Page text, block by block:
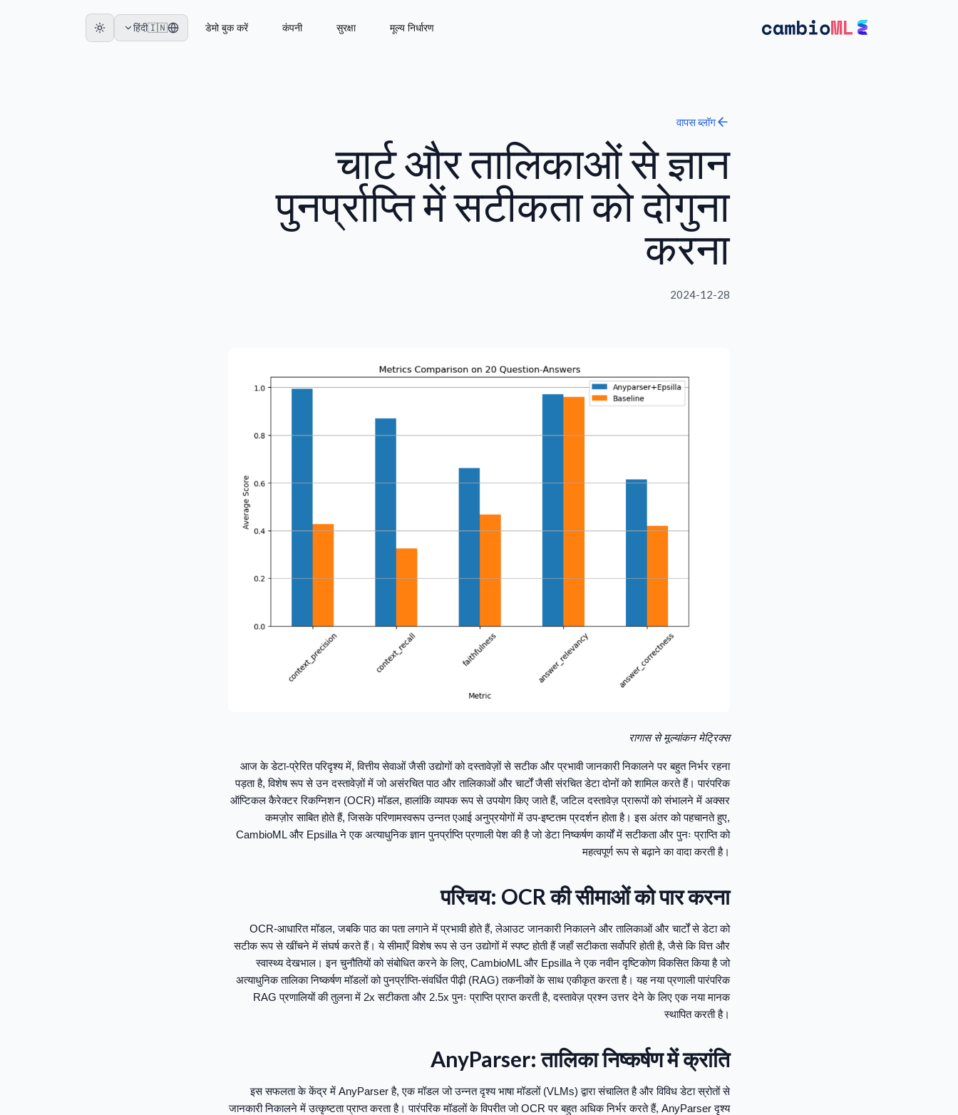
मूल्य निर्धारण
सुरक्षा
कंपनी
डेमो बुक करें
🇮🇳
हिंदी
वापसब्लॉग
चार्ट और तालिकाओं से ज्ञान
पुनर्प्राप्ति में सटीकता को दोगुना
करना
2024-12-28
रागास से मूल्यांकन मेट्रिक्स
आज के डेटा-प्रेरित परिदृश्य में, वित्तीय सेवाओं जैसी उद्योगों को दस्तावेज़ों से सटीक और प्रभावी जानकारी निकालने पर बहुत निर्भर रहना
पड़ता है, विशेष रूप से उन दस्तावेज़ों में जो असंरचित पाठ और तालिकाओं और चार्टों जैसी संरचित डेटा दोनों को शामिल करते हैं। पारंपरिक
ऑप्टिकल कैरेक्टर रिकग्निशन (OCR) मॉडल, हालांकि व्यापक रूप से उपयोग किए जाते हैं, जटिल दस्तावेज़ प्रारूपों को संभालने में अक्सर
कमज़ोर साबित होते हैं, जिसके परिणामस्वरूप उन्नत एआई अनुप्रयोगों में उप-इष्टतम प्रदर्शन होता है। इस अंतर को पहचानते हुए,
CambioML और Epsilla ने एक अत्याधुनिक ज्ञान पुनर्प्राप्ति प्रणाली पेश की है जो डेटा निष्कर्षण कार्यों में सटीकता और पुनः प्राप्ति को
महत्वपूर्ण रूप से बढ़ाने का वादा करती है।
परिचय: OCR की सीमाओं को पार करना
OCR-आधारित मॉडल, जबकि पाठ का पता लगाने में प्रभावी होते हैं, लेआउट जानकारी निकालने और तालिकाओं और चार्टों से डेटा को
सटीक रूप से खींचने में संघर्ष करते हैं। ये सीमाएँ विशेष रूप से उन उद्योगों में स्पष्ट होती हैं जहाँ सटीकता सर्वोपरि होती है, जैसे कि वित्त और
स्वास्थ्य देखभाल। इन चुनौतियों को संबोधित करने के लिए, CambioML और Epsilla ने एक नवीन दृष्टिकोण विकसित किया है जो
अत्याधुनिक तालिका निष्कर्षण मॉडलों को पुनर्प्राप्ति-संवर्धित पीढ़ी (RAG) तकनीकों के साथ एकीकृत करता है। यह नया प्रणाली पारंपरिक
RAG प्रणालियों की तुलना में 2x सटीकता और 2.5x पुनः प्राप्ति प्राप्त करती है, दस्तावेज़ प्रश्न उत्तर देने के लिए एक नया मानक
स्थापित करती है।
AnyParser: तालिका निष्कर्षण में क्रांति
इस सफलता के केंद्र में AnyParser है, एक मॉडल जो उन्नत दृश्य भाषा मॉडलों (VLMs) द्वारा संचालित है और विविध डेटा स्रोतों से
जानकारी निकालने में उत्कृष्टता प्राप्त करता है। पारंपरिक मॉडलों के विपरीत जो OCR पर बहुत अधिक निर्भर करते हैं, AnyParser दृश्य